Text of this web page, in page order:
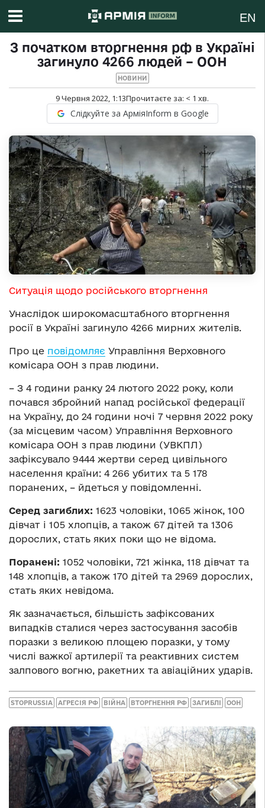
EN
З початком вторгнення рф в Україні
загинуло 4266 людей – ООН
НОВИНИ
9 Червня 2022, 1:13Прочитаєте за: < 1 хв.
Слідкуйте за АрміяInform в Google
Ситуація щодо російського вторгнення
Унаслідок широкомасштабного вторгнення
росії в Україні загинуло 4266 мирних жителів.
Про це повідомляє Управління Верховного
комісара ООН з прав людини.
– З 4 години ранку 24 лютого 2022 року, коли
почався збройний напад російської федерації
на Україну, до 24 години ночі 7 червня 2022 року
(за місцевим часом) Управління Верховного
комісара ООН з прав людини (УВКПЛ)
зафіксувало 9444 жертви серед цивільного
населення країни: 4 266 убитих та 5 178
поранених, – йдеться у повідомленні.
Серед загиблих: 1623 чоловіки, 1065 жінок, 100
дівчат і 105 хлопців, а також 67 дітей та 1306
дорослих, стать яких поки що не відома.
Поранені: 1052 чоловіки, 721 жінка, 118 дівчат та
148 хлопців, а також 170 дітей та 2969 дорослих,
стать яких невідома.
Як зазначається, більшість зафіксованих
випадків сталися через застосування засобів
поразки з великою площею поразки, у тому
числі важкої артилерії та реактивних систем
залпового вогню, ракетних та авіаційних ударів.
STOPRUSSIA АГРЕСІЯ РФ ВІЙНА ВТОРГНЕННЯ РФ ЗАГИБЛІ ООН